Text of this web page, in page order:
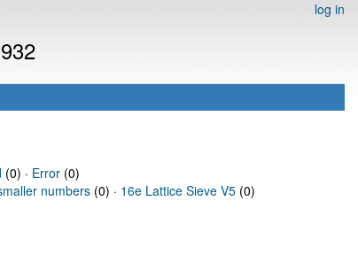
log in
(0) · Error(0)
numbers (0) · 16e Lattice Sieve V5 (0)